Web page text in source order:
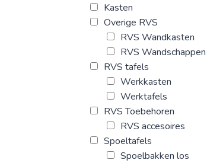
Kasten
Overige RVS
RVS Wandkasten
RVS Wandschappen
RVS tafels
Werkkasten
Werktafels
RVS Toebehoren
RVS accesoires
Spoeltafels
Spoelbakken los